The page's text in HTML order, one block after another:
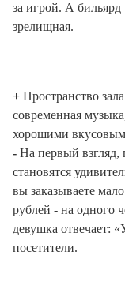
за игрой. А бильярд
зрелищная.
+ Пространство
современная
хорошими
- На первый
становятся
вы заказываете
рублей - на одного
девушка отвечает:
посетители.